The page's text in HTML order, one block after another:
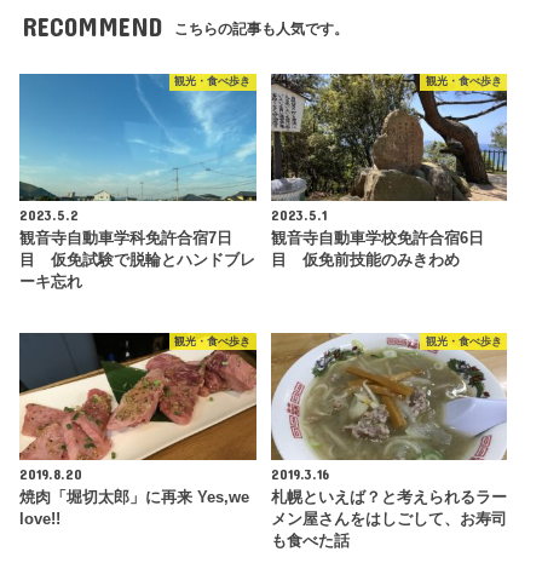
RECOMMEND こちらの記事も人気です。
観光・食べ歩き
2023.5.2
観音寺自動車学科免許合宿7日
目 仮免試験で脱輪とハンドブレ
ーキ忘れ
観光・食べ歩き
2023.5.1
観音寺自動車学校免許合宿6日
目 仮免前技能のみきわめ
観光・食べ歩き
2019.8.20
焼肉「堀切太郎」に再来 Yes,we
love!!
観光・食べ歩き
2019.3.16
札幌といえば？と考えられるラー
メン屋さんをはしごして、お寿司
も食べた話